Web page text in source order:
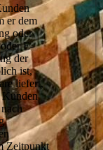
er dem
oder
E-
der
ist,
liefert,
Kunden
Zeitpunkt